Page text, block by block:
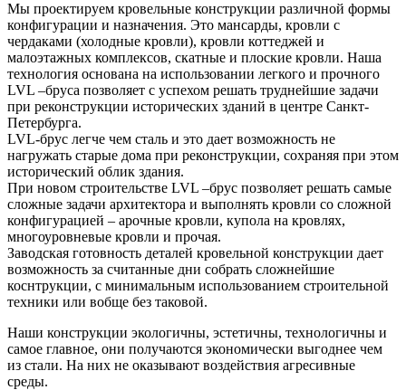
Мы проектируем кровельные конструкции различной формы
конфигурации и назначения. Это мансарды, кровли с
чердаками (холодные кровли), кровли коттеджей и
малоэтажных комплексов, скатные и плоские кровли. Наша
технология основана на использовании легкого и прочного
LVL –бруса позволяет с успехом решать труднейшие задачи
при реконструкции исторических зданий в центре Санкт-
Петербурга.
LVL-брус легче чем сталь и это дает возможность не
нагружать старые дома при реконструкции, сохраняя при этом
исторический облик здания.
При новом строительстве LVL –брус позволяет решать самые
сложные задачи архитектора и выполнять кровли со сложной
конфигурацией – арочные кровли, купола на кровлях,
многоуровневые кровли и прочая.
Заводская готовность деталей кровельной конструкции дает
возможность за считанные дни собрать сложнейшие
коснтрукции, с минимальным использованием строительной
техники или вобще без таковой.
Наши конструкции экологичны, эстетичны, технологичны и
самое главное, они получаются экономически выгоднее чем
из стали. На них не оказывают воздействия агресивные
среды.